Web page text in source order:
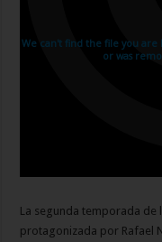
La segunda temporada de
protagonizada por Rafael